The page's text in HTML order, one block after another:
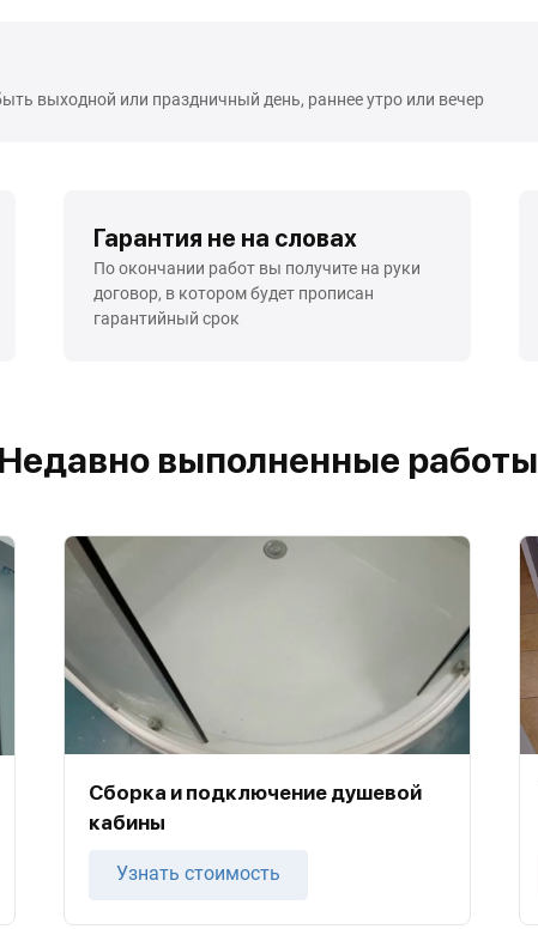
выходной или праздничный день, раннее утро или вечер
Гарантия не на словах
По окончании работ вы получите на руки
договор, в котором будет прописан
гарантийный срок
Недавно выполненные работы
Сборка и подключение душевой
кабины
Узнать стоимость